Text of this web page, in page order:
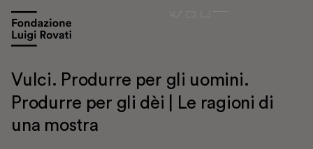
Vulci. Produrre per gli uomini.
Produrre per gli dèi | Le ragioni di
una mostra